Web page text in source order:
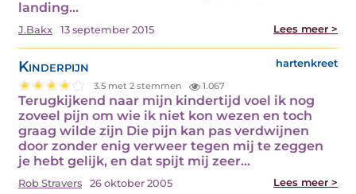
landing…
J.Bakx 13 september 2015 Lees meer >
Kinderpijn hartenkreet
3.5 met 2 stemmen 1.067
Terugkijkend naar mijn kindertijd voel ik nog
zoveel pijn om wie ik niet kon wezen en toch
graag wilde zijn Die pijn kan pas verdwijnen
door zonder enig verweer tegen mij te zeggen
je hebt gelijk, en dat spijt mij zeer…
Rob Stravers 26 oktober 2005 Lees meer >